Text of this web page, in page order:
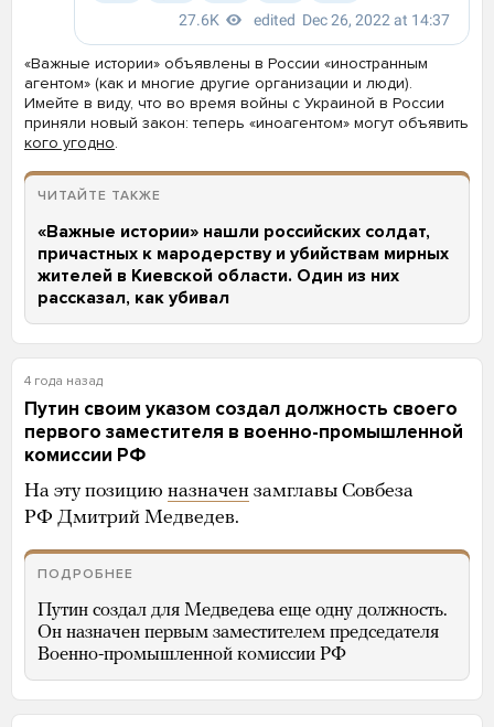
«Важные истории» объявлены в России «иностранным
агентом» (как и многие другие организации и люди).
Имейте в виду, что во время войны с Украиной в России
приняли новый закон: теперь «иноагентом» могут объявить
кого угодно.
ЧИТАЙТЕ ТАКЖЕ
«Важные истории» нашли российских солдат,
причастных к мародерству и убийствам мирных
жителей в Киевской области. Один из них
рассказал, как убивал
4 года назад
Путин своим указом создал должность своего
первого заместителя в военно-промышленной
комиссии РФ
На эту позицию назначен замглавы Совбеза
РФ Дмитрий Медведев.
ПОДРОБНЕЕ
Путин создал для Медведева еще одну должность.
Он назначен первым заместителем председателя
Военно-промышленной комиссии РФ